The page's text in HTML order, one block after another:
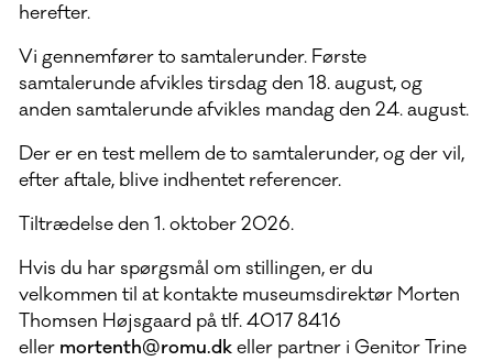
herefter.
Vi gennemfører to samtalerunder. Første
samtalerunde afvikles tirsdag den 18. august, og
anden samtalerunde afvikles mandag den 24. august.
Der er en test mellem de to samtalerunder, og der vil,
efter aftale, blive indhentet referencer.
Tiltrædelse den 1. oktober 2026.
Hvis du har spørgsmål om stillingen, er du
velkommen til at kontakte museumsdirektør Morten
Thomsen Højsgaard på tlf. 4017 8416
eller mortenth@romu.dkeller partner i Genitor Trine